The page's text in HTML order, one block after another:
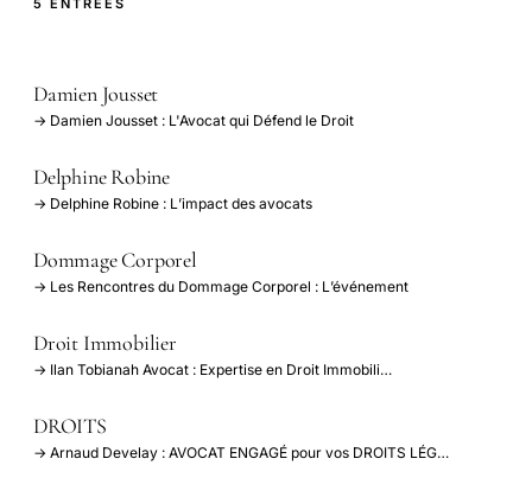
5 ENTRÉES
Damien Jousset
→ Damien Jousset : L'Avocat qui Défend le Droit
Delphine Robine
→ Delphine Robine : L’impact des avocats
Dommage Corporel
→ Les Rencontres du Dommage Corporel : L’événement
Droit Immobilier
→ Ilan Tobianah Avocat : Expertise en Droit Immobili…
DROITS
→ Arnaud Develay : AVOCAT ENGAGÉ pour vos DROITS LÉG…